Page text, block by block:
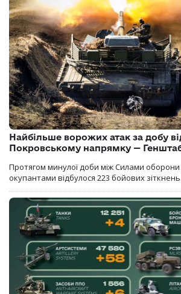
Найбільше ворожих атак за добу
Покровському напрямку —
Протягом минулої доби між Силами оборони
окупантами відбулося 223 бойових зіткнень.